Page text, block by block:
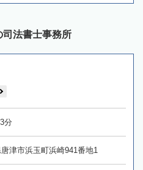
法書士事務所
分
津市浜玉町浜崎941番地1